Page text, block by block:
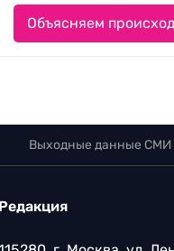
Объясняем
Выходные данные СМИ
Редакция